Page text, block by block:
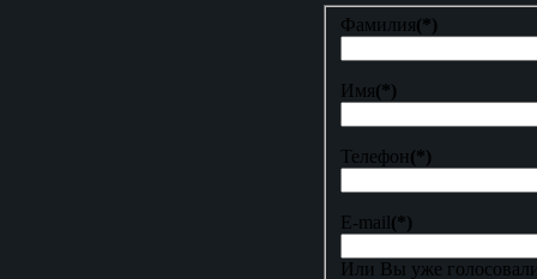
Фамилия(*)
Имя(*)
Телефон(*)
E-mail(*)
Или Вы уже